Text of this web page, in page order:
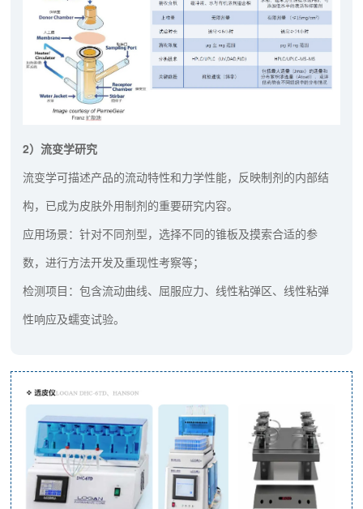
2）流变学研究
流变学可描述产品的流动特性和力学性能，反映制剂的内部结
构，已成为皮肤外用制剂的重要研究内容。
应用场景：针对不同剂型，选择不同的锥板及摸索合适的参
数，进行方法开发及重现性考察等；
检测项目：包含流动曲线、屈服应力、线性粘弹区、线性粘弹
性响应及蠕变试验。